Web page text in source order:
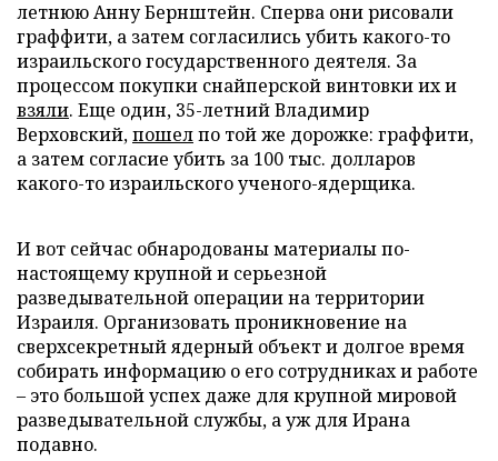
летнюю Анну Бернштейн. Сперва они рисовали
граффити, а затем согласились убить какого-то
израильского государственного деятеля. За
процессом покупки снайперской винтовки их и
взяли. Еще один, 35-летний Владимир
Верховский,пошелпо той же дорожке: граффити,
а затем согласие убить за 100 тыс. долларов
какого-то израильского ученого-ядерщика.
И вот сейчас обнародованы материалы по-
настоящему крупной и серьезной
разведывательной операции на территории
Израиля. Организовать проникновение на
сверхсекретный ядерный объект и долгое время
собирать информацию о его сотрудниках и работе
– это большой успех даже для крупной мировой
разведывательной службы, а уж для Ирана
подавно.